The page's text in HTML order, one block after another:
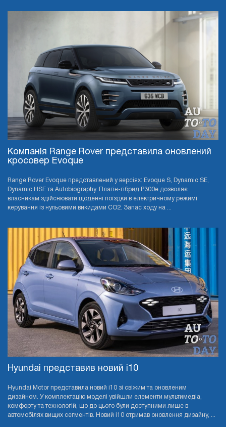
Компанія Range Rover представила оновлений
кросовер Evoque
Range Rover Evoque представлений у версіях: Evoque S, Dynamic SE,
Dynamic HSE та Autobiography. Плагін-гібрид P300e дозволяє
власникам здійснювати щоденні поїздки в електричному режимі
керування із нульовими викидами CO2. Запас ходу на ...
Hyundai представив новий i10
Hyundai Motor представила новий i10 зі свіжим та оновленим
дизайном. У комплектацію моделі увійшли елементи мультимедіа,
комфорту та технологій, що до цього були доступними лише в
автомобілях вищих сегментів. Новий i10 отримав оновлення дизайну, ...